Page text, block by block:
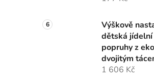
Výškově
dětská
popruhy z
dvojitým
1 606 Kč